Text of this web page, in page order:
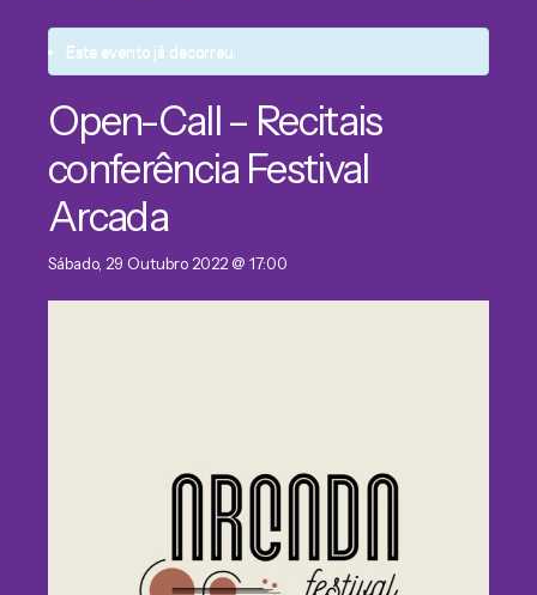
Este evento já decorreu.
Open-Call – Recitais
conferência Festival
Arcada
Sábado, 29 Outubro 2022 @ 17:00